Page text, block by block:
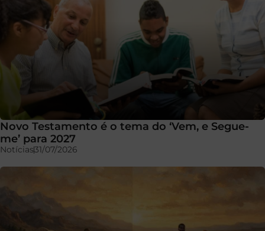
Novo Testamento é o tema do ‘Vem, e Segue-
me’ para 2027
Notícias31/07/2026